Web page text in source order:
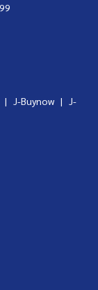
| J-Buynow | J-